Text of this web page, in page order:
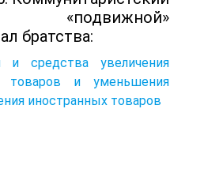
«подвижной»
братства:
средства увеличения
товаров и уменьшения
иностранных товаров